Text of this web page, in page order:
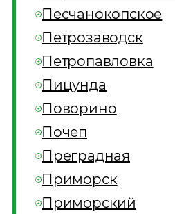
Песчанокопское
Петрозаводск
Петропавловка
Пицунда
Поворино
Почеп
Преградная
Приморск
Приморский